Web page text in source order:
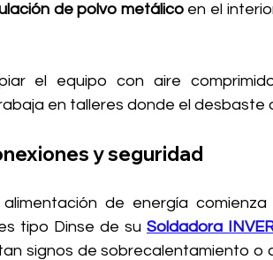
de polvo metálico en el
en talleres donde el desbaste
y seguridad
de energía
tipo Dinse de su Soldadora
signos de sobrecalentamiento o